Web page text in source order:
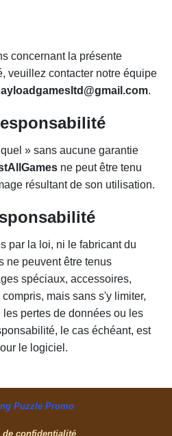
concernant la présente
veuillez contacter notre équipe
.
» sans aucune garantie
ne peut être tenu
résultant de son utilisation.
par la loi, ni le fabricant du
ne peuvent être tenus
spéciaux, accessoires,
mais sans s'y limiter,
les pertes de données ou les
le cas échéant, est
le logiciel.
confidentialité